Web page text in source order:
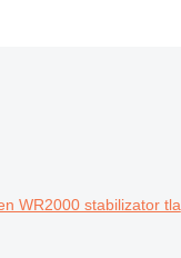
WR2000 stabilizator tla